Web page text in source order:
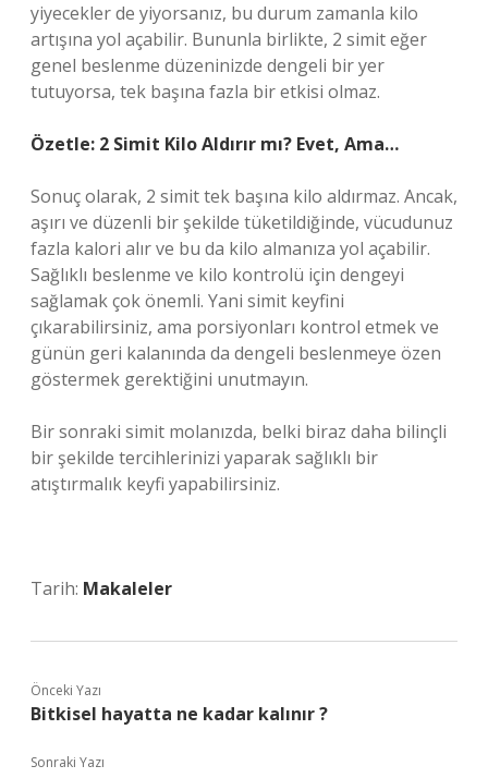
yiyecekler de yiyorsanız, bu durum zamanla kilo
artışına yol açabilir. Bununla birlikte, 2 simit eğer
genel beslenme düzeninizde dengeli bir yer
tutuyorsa, tek başına fazla bir etkisi olmaz.
Özetle: 2 Simit Kilo Aldırır mı? Evet, Ama…
Sonuç olarak, 2 simit tek başına kilo aldırmaz. Ancak,
aşırı ve düzenli bir şekilde tüketildiğinde, vücudunuz
fazla kalori alır ve bu da kilo almanıza yol açabilir.
Sağlıklı beslenme ve kilo kontrolü için dengeyi
sağlamak çok önemli. Yani simit keyfini
çıkarabilirsiniz, ama porsiyonları kontrol etmek ve
günün geri kalanında da dengeli beslenmeye özen
göstermek gerektiğini unutmayın.
Bir sonraki simit molanızda, belki biraz daha bilinçli
bir şekilde tercihlerinizi yaparak sağlıklı bir
atıştırmalık keyfi yapabilirsiniz.
Tarih: Makaleler
Önceki Yazı
Bitkisel hayatta ne kadar kalınır ?
Sonraki Yazı